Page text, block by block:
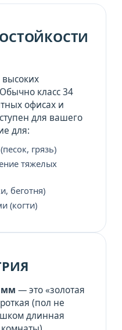
высоких
класс 34
офисах и
для вашего
для:
грязь)
тяжелых
беготня)
(когти)
мм — это «золотая
(пол не
длинная